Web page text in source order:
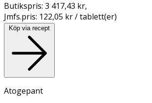
Butikspris: 3 417,43 kr,
Jmfs.pris: 122,05 kr / tablett(er)
Köp via recept
Atogepant